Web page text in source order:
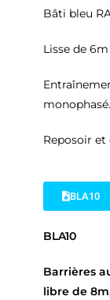
Bâti bleu
Lisse de
monophasé.
Reposoir et
BLA10
BLA10
Barrières
libre de